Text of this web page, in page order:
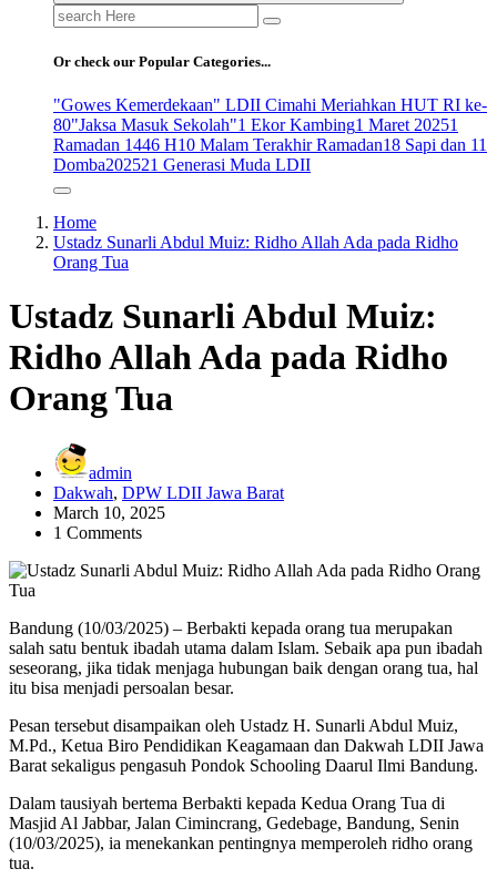
Search
for:
Or check our Popular Categories...
"Gowes Kemerdekaan" LDII Cimahi Meriahkan HUT RI ke-
80"Jaksa Masuk Sekolah"1 Ekor Kambing1 Maret 20251
Ramadan 1446 H10 Malam Terakhir Ramadan18 Sapi dan 11
Domba202521 Generasi Muda LDII
Home
Ustadz Sunarli Abdul Muiz: Ridho Allah Ada pada Ridho
Orang Tua
Ustadz Sunarli Abdul Muiz:
Ridho Allah Ada pada Ridho
Orang Tua
admin
Dakwah, DPW LDII Jawa Barat
March 10, 2025
1 Comments
Bandung (10/03/2025) – Berbakti kepada orang tua merupakan
salah satu bentuk ibadah utama dalam Islam. Sebaik apa pun ibadah
seseorang, jika tidak menjaga hubungan baik dengan orang tua, hal
itu bisa menjadi persoalan besar.
Pesan tersebut disampaikan oleh Ustadz H. Sunarli Abdul Muiz,
M.Pd., Ketua Biro Pendidikan Keagamaan dan Dakwah LDII Jawa
Barat sekaligus pengasuh Pondok Schooling Daarul Ilmi Bandung.
Dalam tausiyah bertema Berbakti kepada Kedua Orang Tua di
Masjid Al Jabbar, Jalan Cimincrang, Gedebage, Bandung, Senin
(10/03/2025), ia menekankan pentingnya memperoleh ridho orang
tua.